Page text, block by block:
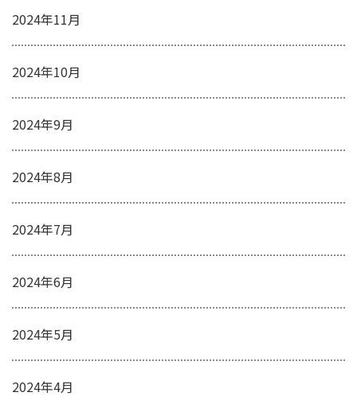
2024年11月
2024年10月
2024年9月
2024年8月
2024年7月
2024年6月
2024年5月
2024年4月